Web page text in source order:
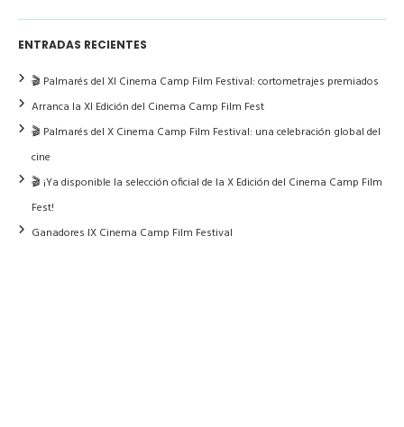
ENTRADAS RECIENTES
🎬 Palmarés del XI Cinema Camp Film Festival: cortometrajes premiados
Arranca la XI Edición del Cinema Camp Film Fest
🎬 Palmarés del X Cinema Camp Film Festival: una celebración global del
cine
🎬 ¡Ya disponible la selección oficial de la X Edición del Cinema Camp Film
Fest!
Ganadores IX Cinema Camp Film Festival